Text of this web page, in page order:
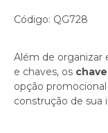
Código: QG728
Além de organizar
e chaves, os
opção
construção de sua